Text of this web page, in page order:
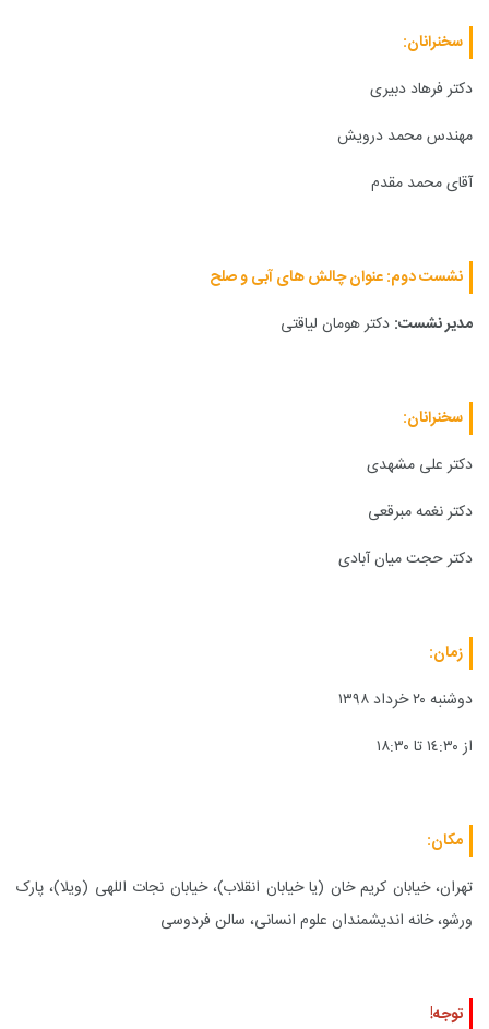
سخنرانان:
دکتر فرهاد دبیرى
مهندس محمد درویش
آقای محمد مقدم
نشست دوم: عنوان چالش هاى آبى و صلح
مدیر نشست: دکتر هومان لیاقتى
سخنرانان:
دکتر علی مشهدى
دکتر نغمه مبرقعى
دکتر حجت میان آبادى
زمان:
دوشنبه ٢٠ خرداد ١٣٩٨
از ١٤:٣٠ تا ١٨:٣٠
مکان:
تهران، خیابان کریم خان (یا خیابان انقلاب)، خیابان نجات اللهى (ویلا)، پارک
ورشو، خانه اندیشمندان علوم انسانى، سالن فردوسى
توجه!